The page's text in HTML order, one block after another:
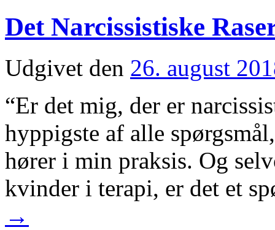
Det Narcissistiske
Udgivet den 26. august
“Er det mig, der er
hyppigste af alle
hører i min praksis. Og
kvinder i terapi, er det et
→